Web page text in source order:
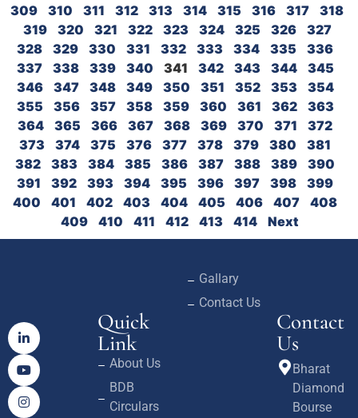
309
310 311 312 313 314 315 316 317
318
319
320 321 322 323 324 325 326
327
328
329 330 331 332 333 334 335
336
337
338 339 340 341 342 343 344
345
346
347 348 349 350 351 352 353
354
355
356 357 358 359 360 361 362
363
364
365 366 367 368 369 370 371
372
373
374 375 376 377 378 379 380
381
382
383 384 385 386 387 388 389
390
391
392 393 394 395 396 397 398
399
400
401 402 403 404 405 406 407
408
409
410 411 412 413 414 Next
Quick
Link
About Us
BDB
Circulars
Gallary
Contact Us
Contact
Us
Bharat
Diamond
Bourse